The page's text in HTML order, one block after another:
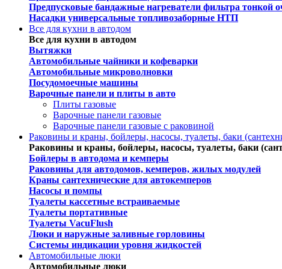
Предпусковые бандажные нагреватели фильтра тонкой
Насадки универсальные топливозаборные НТП
Все для кухни в автодом
Все для кухни в автодом
Вытяжки
Автомобильные чайники и кофеварки
Автомобильные микроволновки
Посудомоечные машины
Варочные панели и плиты в авто
Плиты газовые
Варочные панели газовые
Варочные панели газовые c раковиной
Раковины и краны, бойлеры, насосы, туалеты, баки
Раковины и краны, бойлеры, насосы, туалеты, баки
Бойлеры в автодома и кемперы
Раковины для автодомов, кемперов, жилых модулей
Краны сантехнические для автокемперов
Насосы и помпы
Туалеты кассетные встраиваемые
Туалеты портативные
Туалеты VacuFlush
Люки и наружные заливные горловины
Системы индикации уровня жидкостей
Автомобильные люки
Автомобильные люки